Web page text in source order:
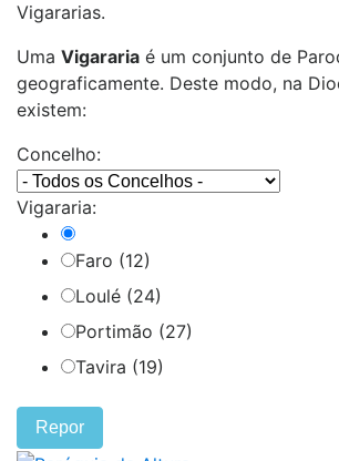
Vigararias.
Uma Vigararia é um conjunto de
geograficamente. Deste modo, na
existem:
Concelho:
Vigararia:
Faro (12)
Loulé (24)
Portimão (27)
Tavira (19)
Repor